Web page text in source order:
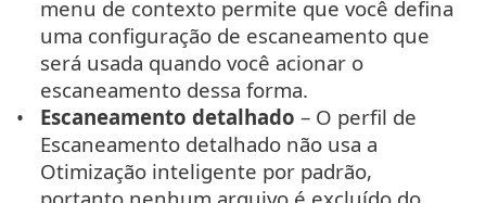
menu de contexto permite que você defina
uma configuração de escaneamento que
será usada quando você acionar o
escaneamento dessa forma.
Escaneamento detalhado – O perfil de
Escaneamento detalhado não usa a
Otimização inteligente por padrão,